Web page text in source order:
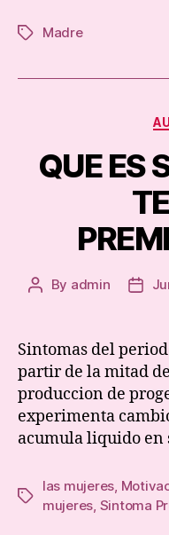
TagsMadre
QUE ES
Post
By admin
Post
Sintomas del
partir de la mitad
produccion de
experimenta
acumula liquido en
Tags
las mujeres,
mujeres, Sintoma